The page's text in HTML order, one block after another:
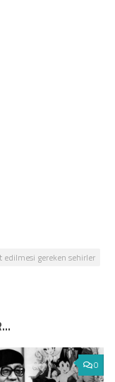
edilmesi gereken sehirler
0